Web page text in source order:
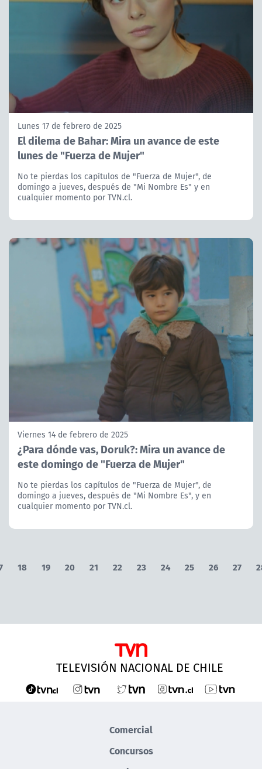
Lunes 17 de febrero de 2025
El dilema de Bahar: Mira un avance de este
lunes de "Fuerza de Mujer"
No te pierdas los capítulos de "Fuerza de Mujer", de
domingo a jueves, después de "Mi Nombre Es" y en
cualquier momento por TVN.cl.
Viernes 14 de febrero de 2025
¿Para dónde vas, Doruk?: Mira un avance de
este domingo de "Fuerza de Mujer"
No te pierdas los capítulos de "Fuerza de Mujer", de
domingo a jueves, después de "Mi Nombre Es", y en
cualquier momento por TVN.cl.
18 19 20 21 22 23 24 25 26 27
TELEVISIÓN NACIONAL DE CHILE
Comercial
Concursos